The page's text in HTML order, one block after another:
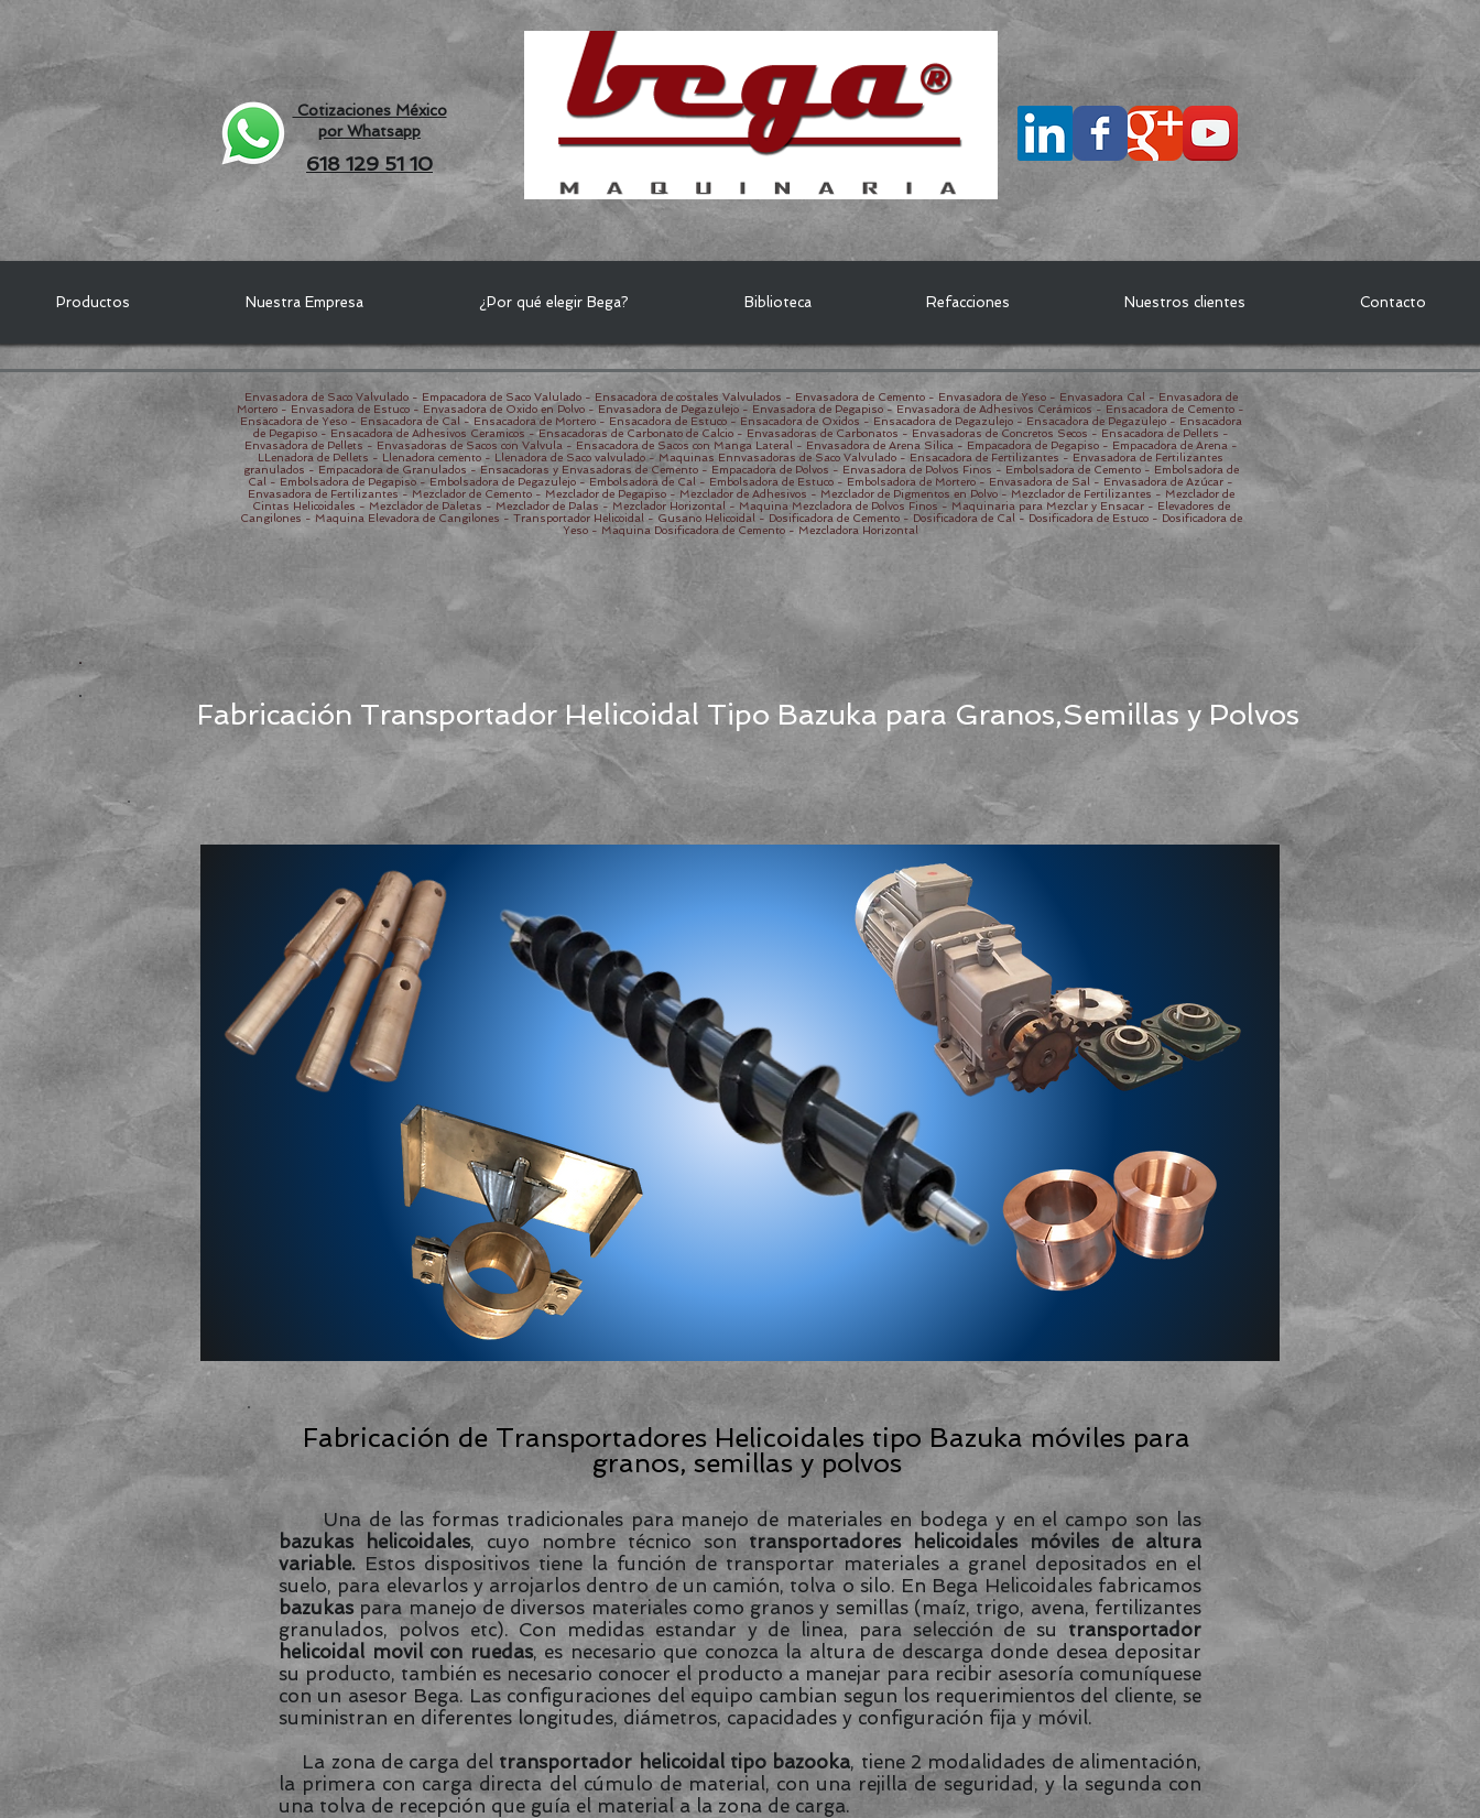
Cotizaciones México
por Whatsapp
618 129 51 10
Productos Nuestra Empresa ¿Por qué elegir Bega? Biblioteca Refacciones Nuestros clientes Contacto
Envasadora de Saco Valvulado - Empacadora de Saco Valulado - Ensacadora de costales Valvulados - Envasadora de Cemento - Envasadora de Yeso - Envasadora Cal - Envasadora de
Mortero - Envasadora de Estuco - Envasadora de Oxido en Polvo - Envasadora de Pegazulejo - Envasadora de Pegapiso - Envasadora de Adhesivos Cerámicos - Ensacadora de Cemento -
Ensacadora de Yeso - Ensacadora de Cal - Ensacadora de Mortero - Ensacadora de Estuco - Ensacadora de Oxidos - Ensacadora de Pegazulejo - Ensacadora de Pegazulejo - Ensacadora
de Pegapiso - Ensacadora de Adhesivos Ceramicos - Ensacadoras de Carbonato de Calcio - Envasadoras de Carbonatos - Envasadoras de Concretos Secos - Ensacadora de Pellets -
Envasadora de Pellets - Envasadoras de Sacos con Valvula - Ensacadora de Sacos con Manga Lateral - Envasadora de Arena Silica - Empacadora de Pegapiso - Empacadora de Arena -
LLenadora de Pellets - Llenadora cemento - Llenadora de Saco valvulado - Maquinas Ennvasadoras de Saco Valvulado - Ensacadora de Fertilizantes - Envasadora de Fertilizantes
granulados - Empacadora de Granulados - Ensacadoras y Envasadoras de Cemento - Empacadora de Polvos - Envasadora de Polvos Finos - Embolsadora de Cemento - Embolsadora de
Cal - Embolsadora de Pegapiso - Embolsadora de Pegazulejo - Embolsadora de Cal - Embolsadora de Estuco - Embolsadora de Mortero - Envasadora de Sal - Envasadora de Azúcar -
Envasadora de Fertilizantes - Mezclador de Cemento - Mezclador de Pegapiso - Mezclador de Adhesivos - Mezclador de Pigmentos en Polvo - Mezclador de Fertilizantes - Mezclador de
Cintas Helicoidales - Mezclador de Paletas - Mezclador de Palas - Mezclador Horizontal - Maquina Mezcladora de Polvos Finos - Maquinaria para Mezclar y Ensacar - Elevadores de
Cangilones - Maquina Elevadora de Cangilones - Transportador Helicoidal - Gusano Helicoidal - Dosificadora de Cemento - Dosificadora de Cal - Dosificadora de Estuco - Dosificadora de
Yeso - Maquina Dosificadora de Cemento - Mezcladora Horizontal
Fabricación Transportador Helicoidal Tipo Bazuka para Granos,Semillas y Polvos
Fabricación de Transportadores Helicoidales tipo Bazuka móviles para
granos, semillas y polvos
Una de las formas tradicionales para manejo de materiales en bodega y en el campo son las
bazukas helicoidales, cuyo nombre técnico son transportadores helicoidales móviles de altura
variable. Estos dispositivos tiene la función de transportar materiales a granel depositados en el
suelo, para elevarlos y arrojarlos dentro de un camión, tolva o silo. En Bega Helicoidales fabricamos
bazukas para manejo de diversos materiales como granos y semillas (maíz, trigo, avena, fertilizantes
granulados, polvos etc). Con medidas estandar y de linea, para selección de su transportador
helicoidal movil con ruedas, es necesario que conozca la altura de descarga donde desea depositar
su producto, también es necesario conocer el producto a manejar para recibir asesoría comuníquese
con un asesor Bega. Las configuraciones del equipo cambian segun los requerimientos del cliente, se
suministran en diferentes longitudes, diámetros, capacidades y configuración fija y móvil.
La zona de carga del transportador helicoidal tipo bazooka, tiene 2 modalidades de alimentación,
la primera con carga directa del cúmulo de material, con una rejilla de seguridad, y la segunda con
una tolva de recepción que guía el material a la zona de carga.